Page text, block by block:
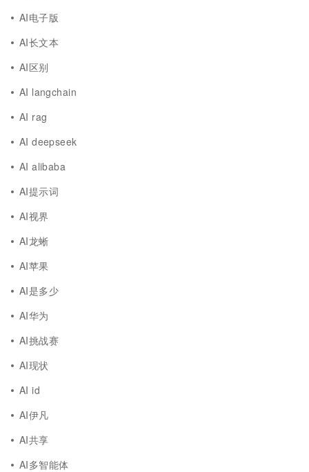
AI电子版
AI长文本
AI区别
AI langchain
AI rag
AI deepseek
AI alibaba
AI提示词
AI视界
AI龙蜥
AI苹果
AI是多少
AI华为
AI挑战赛
AI现状
AI id
AI伊凡
AI共享
AI多智能体